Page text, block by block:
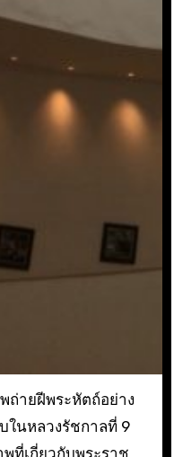
ถ่ายฝีพระหัตถ์อย่าง
ในหลวงรัชกาลที่ 9
ที่เกี่ยวกับพระราช